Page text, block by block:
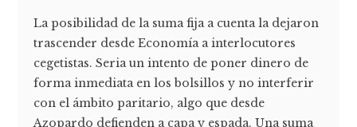
La posibilidad de la suma fija a cuenta la dejaron
trascender desde Economía a interlocutores
cegetistas. Seria un intento de poner dinero de
forma inmediata en los bolsillos y no interferir
con el ámbito paritario, algo que desde
Azopardo defienden a capa y espada. Una suma